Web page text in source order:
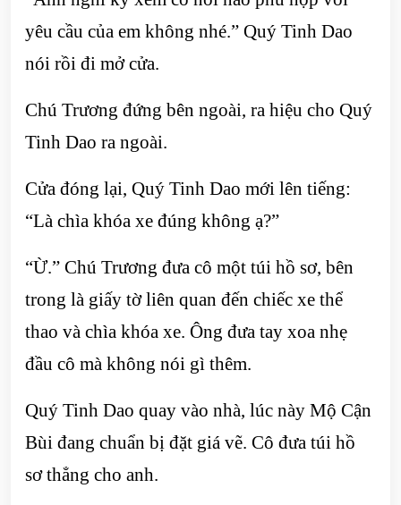
yêu cầu của em không nhé.” Quý Tinh Dao
nói rồi đi mở cửa.
Chú Trương đứng bên ngoài, ra hiệu cho Quý
Tinh Dao ra ngoài.
Cửa đóng lại, Quý Tinh Dao mới lên tiếng:
“Là chìa khóa xe đúng không ạ?”
“Ừ.” Chú Trương đưa cô một túi hồ sơ, bên
trong là giấy tờ liên quan đến chiếc xe thể
thao và chìa khóa xe. Ông đưa tay xoa nhẹ
đầu cô mà không nói gì thêm.
Quý Tinh Dao quay vào nhà, lúc này Mộ Cận
Bùi đang chuẩn bị đặt giá vẽ. Cô đưa túi hồ
sơ thẳng cho anh.